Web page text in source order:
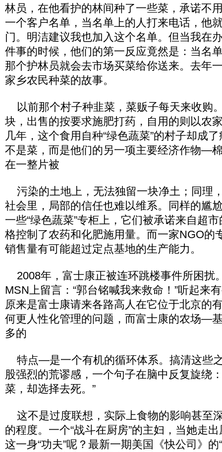
林员，在他看护的林间种了一些菜，承诺不
一个客户名单，当名单上的人打来电话，他
门。明洁建议我也加入这个名单。但当我在
件事的时候，他们的第一反应竟然是：当名
那个护林员就会去市场买菜给你送来。去年
家乡农民种菜的故事。
以前那个村子种韭菜，菜贩子每天来收购
块，出售的按要求施肥打药，自用的则以农
几年，这个食用自种“绿色蔬菜”的村子却成
不是菜，而是他们的另一项主要经济作物—
在一整片被
污染的土地上，无法独留一块净土；同理
社会里，局部的信任也难以维系。同样的尴
一些“绿色蔬菜”专柜上，它们被承诺来自超
格控制了农药和化肥施用量。而一家NGO的
销售量有可能超过定点基地的生产能力。
2008年，富士康正被连环跳楼事件所困扰
MSN上留言：“郭台铭喊我来救命！”听起来
原来是富士康请来各路高人在它位于北京的
何更人性化管理的问题，而富士康的农场—
多的
特点—是一个有机的循环体系。搞清这些
股强烈的荒谬感，一个句子在脑中反复旋绕
菜，却选择去死。”
这不是过度联想，实际上食物的影响甚至
的程度。一个“战斗在厨房”的主妇，当她走
这一身“功夫”呢？最新一期美国《快公司》的